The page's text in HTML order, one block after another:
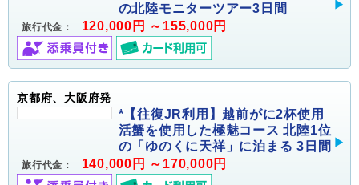
の北陸モニターツアー3日間
旅行代金： 120,000円 ～155,000円
京都府、大阪府発
*【往復JR利用】越前がに2杯使用
活蟹を使用した極魅コース 北陸1位
の「ゆのくに天祥」に泊まる 3日間
旅行代金： 140,000円 ～170,000円